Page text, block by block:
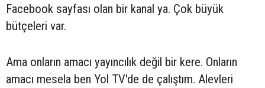
Facebook sayfası olan bir kanal ya. Çok büyük
bütçeleri var.
Ama onların amacı yayıncılık değil bir kere. Onların
amacı mesela ben Yol TV'de de çalıştım. Alevleri